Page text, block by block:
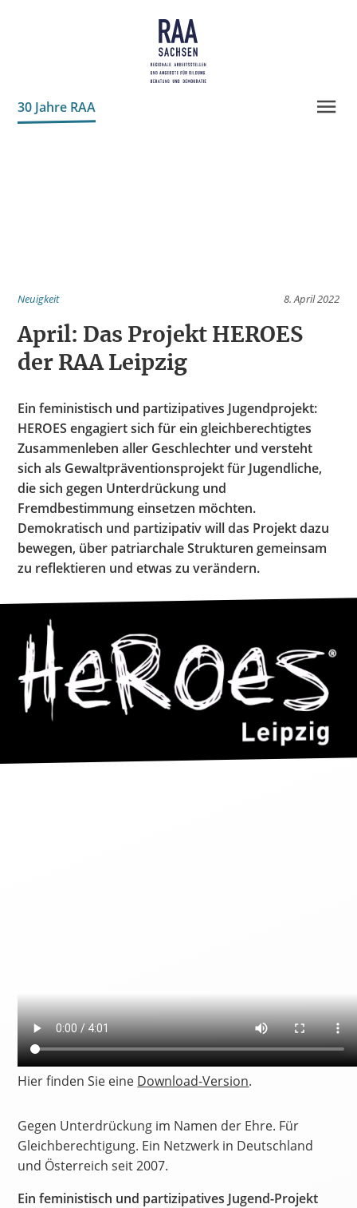
30 Jahre RAA
Transparenz
Partner
Spenden
Neuigkeit 8. April 2022
April: Das Projekt HEROES
der RAA Leipzig
Ein feministisch und partizipatives Jugendprojekt:
HEROES engagiert sich für ein gleichberechtigtes
Zusammenleben aller Geschlechter und versteht
sich als Gewaltpräventionsprojekt für Jugendliche,
die sich gegen Unterdrückung und
Fremdbestimmung einsetzen möchten.
Demokratisch und partizipativ will das Projekt dazu
bewegen, über patriarchale Strukturen gemeinsam
zu reflektieren und etwas zu verändern.
Hier finden Sie eine Download-Version.
Gegen Unterdrückung im Namen der Ehre. Für
Gleichberechtigung. Ein Netzwerk in Deutschland
und Österreich seit 2007.
Ein feministisch und partizipatives Jugend-Projekt